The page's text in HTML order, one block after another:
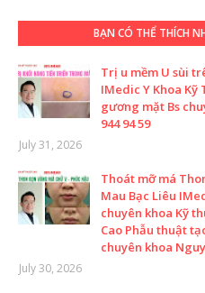
BẠN CÓ THỂ THÍCH
Trị u mềm U sùi
IMedic Y Khoa Kỹ
gương mặt Bs
944 94 59
July 31, 2026
Thoát mỡ má
Mau Bạc Liêu
chuyên khoa Kỹ
Cao Phẫu thuật
chuyên khoa
July 30, 2026